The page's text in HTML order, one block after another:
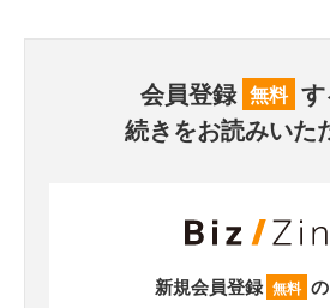
会員登録 無料 す
続きをお読みいた
新規会員登録 無料